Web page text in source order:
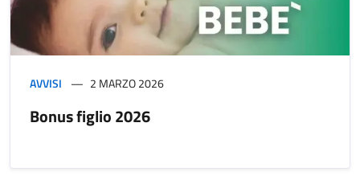
AVVISI 2 MARZO 2026
Bonus figlio 2026